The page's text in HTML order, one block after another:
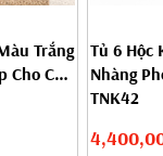
Trắng
Cho Căn
Tủ 6 Hộc
Nhàng
TNK42